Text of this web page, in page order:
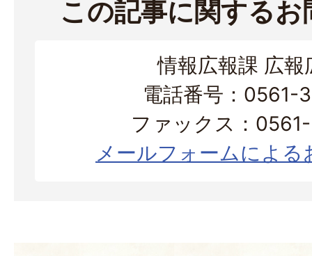
この記事に関する
情報広報課 広報
電話番号：0561-
ファックス：
メールフォームによる